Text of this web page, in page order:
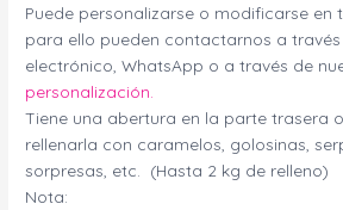
Puede personalizarse o modificarse en
para ello pueden contactarnos a
electrónico, WhatsApp o a través de
personalización.
Tiene una abertura en la parte trasera
rellenarla con caramelos, golosinas,
sorpresas, etc. (Hasta 2 kg de relleno)
Nota: